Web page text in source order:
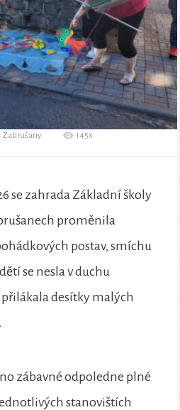
Zabrušany 145x
se zahrada Základní školy
proměnila
postav, smíchu
se nesla v duchu
desítky malých
zábavné odpoledne plné
stanovištích